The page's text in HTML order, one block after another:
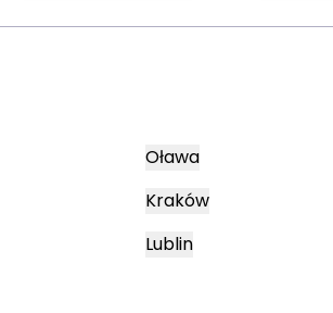
Oława
Kraków
Lublin